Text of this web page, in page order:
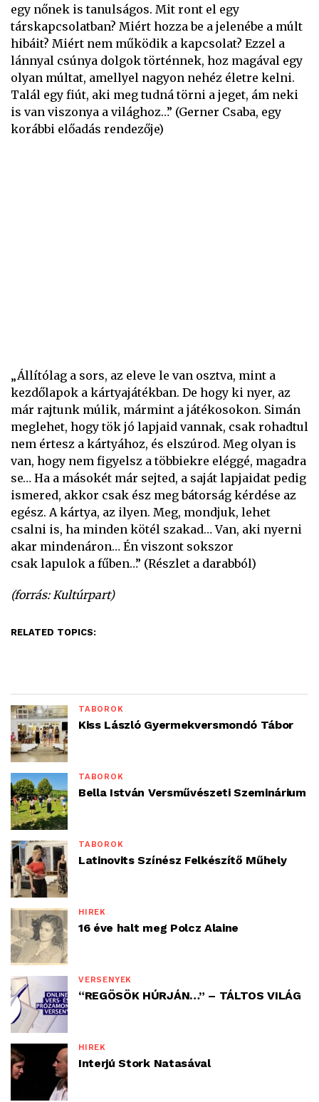
egy nőnek is tanulságos. Mit ront el egy
társkapcsolatban? Miért hozza be a jelenébe a múlt
hibáit? Miért nem működik a kapcsolat? Ezzel a
lánnyal csúnya dolgok történnek, hoz magával egy
olyan múltat, amellyel nagyon nehéz életre kelni.
Talál egy fiút, aki meg tudná törni a jeget, ám neki
is van viszonya a világhoz…” (Gerner Csaba, egy
korábbi előadás rendezője)
„Állítólag a sors, az eleve le van osztva, mint a
kezdőlapok a kártyajátékban. De hogy ki nyer, az
már rajtunk múlik, mármint a játékosokon. Simán
meglehet, hogy tök jó lapjaid vannak, csak rohadtul
nem értesz a kártyához, és elszúrod. Meg olyan is
van, hogy nem figyelsz a többiekre eléggé, magadra
se… Ha a másokét már sejted, a saját lapjaidat pedig
ismered, akkor csak ész meg bátorság kérdése az
egész. A kártya, az ilyen. Meg, mondjuk, lehet
csalni is, ha minden kötél szakad… Van, aki nyerni
akar mindenáron… Én viszont sokszor
csak lapulok a fűben…” (Részlet a darabból)
(forrás: Kultúrpart)
RELATED TOPICS:
TÁBOROK
Kiss László Gyermekversmondó Tábor
TÁBOROK
Bella István Versművészeti Szeminárium
TÁBOROK
Latinovits Színész Felkészítő Műhely
HÍREK
16 éve halt meg Polcz Alaine
VERSENYEK
“REGÖSÖK HÚRJÁN…” – TÁLTOS VILÁG
HÍREK
Interjú Stork Natasával